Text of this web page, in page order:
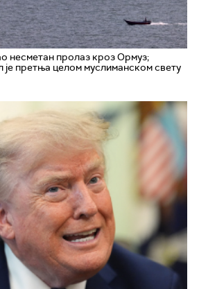
несметан пролаз кроз Ормуз;
је претња целом муслиманском свету